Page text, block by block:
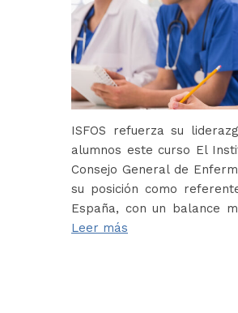
ISFOS refuerza su
alumnos este curso El
Consejo General de
su posición como
España, con un balance
Leer más